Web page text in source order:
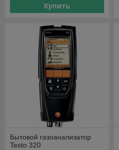
Купить
Бытовой газоанализатор
Testo 320